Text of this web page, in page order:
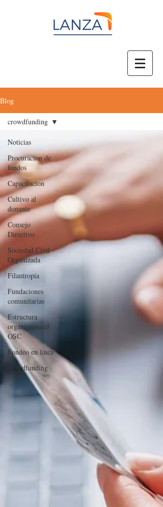
Blog
Noticias
Procuracion de
fondos
Capacitacion
Cultivo al
donante
Consejo
Directivo
Sociedad Civil
Organizada
Filantropía
Fundaciones
comunitarias
Estructura
organizacional
OSC
Fondeo en línea
crowdfunding
crowdfunding